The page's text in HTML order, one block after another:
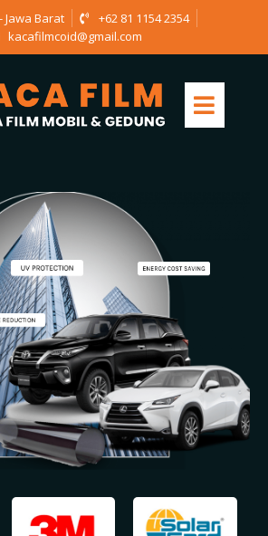
Jawa Barat
+62 81 1154 2354
kacafilmcoid@gmail.com